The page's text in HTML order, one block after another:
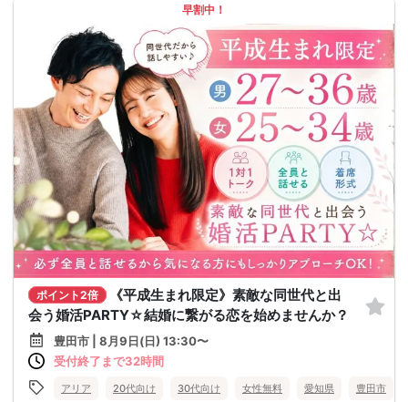
早割中！
ポイント2倍
《平成生まれ限定》素敵な同世代と出
会う婚活PARTY☆結婚に繋がる恋を始めませんか？
豊田市 | 8月9日(日) 13:30〜
受付終了まで32時間
アリア 20代向け 30代向け 女性無料 愛知県 豊田市